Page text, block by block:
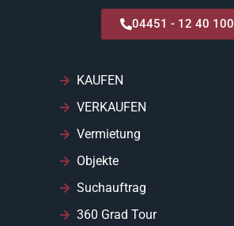
04451 - 12 40 100
KAUFEN
VERKAUFEN
Vermietung
Objekte
Suchauftrag
360 Grad Tour